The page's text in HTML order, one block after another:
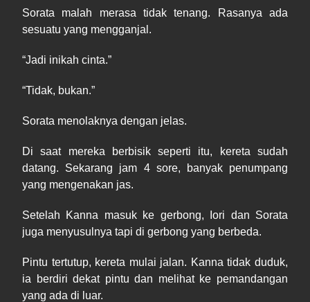
Sorata malah merasa tidak tenang. Rasanya ada
sesuatu yang mengganjal.
“Jadi inikah cinta.”
“Tidak, bukan.”
Sorata menolaknya dengan jelas.
Di
saat mereka berbisik seperti itu, kereta sudah
datang. Sekarang jam 4 sore, banyak penumpang
yang mengenakan jas.
Setelah Kanna masuk ke gerbong, Iori dan Sorata
juga menyusulnya tapi di gerbong yang berbeda.
Pintu tertutup, kereta mulai jalan. Kanna tidak duduk,
ia berdiri dekat pintu dan melihat ke pemandangan
yang ada di luar.